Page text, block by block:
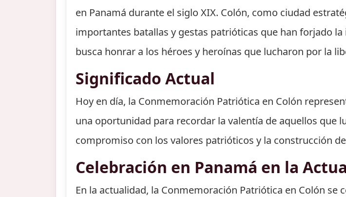
en Panamá durante el siglo XIX. Colón, como ciudad
importantes batallas y gestas patrióticas que han forjado
busca honrar a los héroes y heroínas que lucharon por la
Significado Actual
Hoy en día, la Conmemoración Patriótica en Colón
una oportunidad para recordar la valentía de aquellos que
compromiso con los valores patrióticos y la construcción
Celebración en Panamá en la
En la actualidad, la Conmemoración Patriótica en Colón se